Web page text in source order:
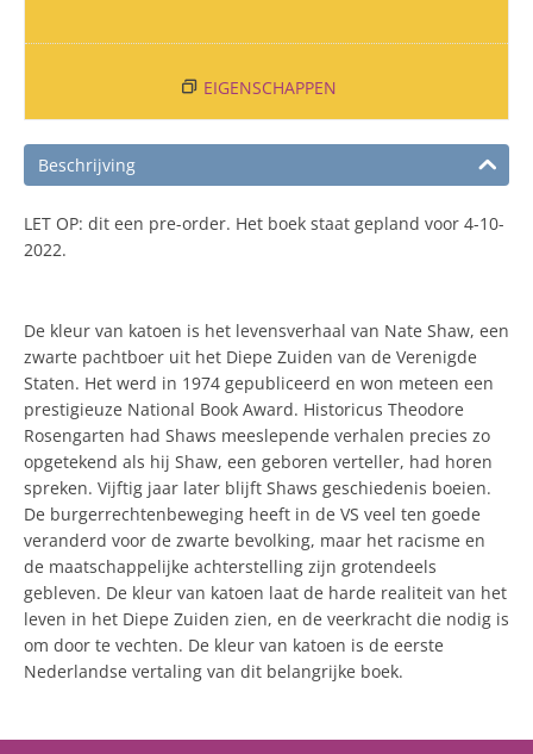
EIGENSCHAPPEN
Beschrijving
LET OP: dit een pre-order. Het boek staat gepland voor 4-10-
2022.
De kleur van katoen is het levensverhaal van Nate Shaw, een
zwarte pachtboer uit het Diepe Zuiden van de Verenigde
Staten. Het werd in 1974 gepubliceerd en won meteen een
prestigieuze National Book Award. Historicus Theodore
Rosengarten had Shaws meeslepende verhalen precies zo
opgetekend als hij Shaw, een geboren verteller, had horen
spreken. Vijftig jaar later blijft Shaws geschiedenis boeien.
De burgerrechtenbeweging heeft in de VS veel ten goede
veranderd voor de zwarte bevolking, maar het racisme en
de maatschappelijke achterstelling zijn grotendeels
gebleven. De kleur van katoen laat de harde realiteit van het
leven in het Diepe Zuiden zien, en de veerkracht die nodig is
om door te vechten. De kleur van katoen is de eerste
Nederlandse vertaling van dit belangrijke boek.